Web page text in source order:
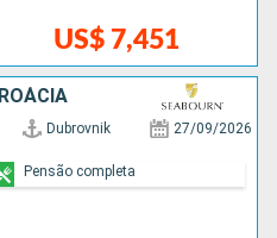
US$ 7,451
Dubrovnik 27/09/2026
Pensão completa